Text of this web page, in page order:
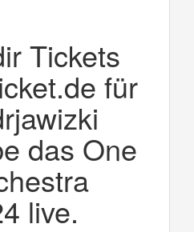
Tickets
für
das One
live.